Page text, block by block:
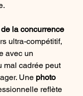
la concurrence
ultra-compétitif,
avec un
mal cadrée peut
Une photo
reflète